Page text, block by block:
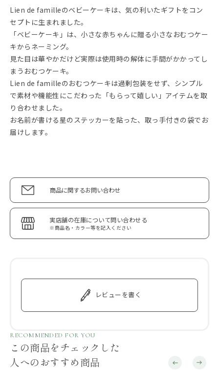
Lien de familleのベビーケーキは、気の利いたギフトをコン
セプトに生まれました。
「ベビーケーキ」は、小さな赤ちゃんに贈る小さなおむつケー
キからネーミング。
見た目は華やかだけど実際は使用時の解体に手間がかかってし
まうおむつケーキ。
Lien de familleのおむつケーキは過剰包装をせず、シンプル
で素材や機能性にこだわった「もらって嬉しい」アイテムを取
り合わせました。
お名前が書ける星のステッカーを貼った、取っ手付きの袋でお
届けします。
商品に関するお問い合わせ
実店舗の在庫について問い合わせる
※商品名・カラー等を記入ください
レビューを書く
RECOMMENDED FOR YOU
この商品をチェックした
人へのおすすめ商品